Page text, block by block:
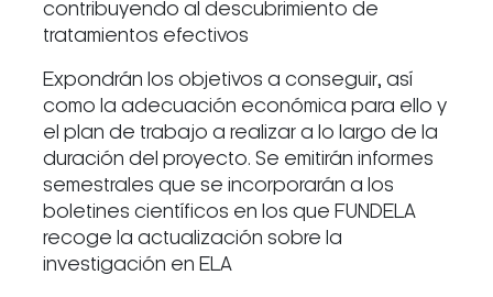
contribuyendo al descubrimiento de
tratamientos efectivos
Expondrán los objetivos a conseguir, así
como la adecuación económica para ello y
el plan de trabajo a realizar a lo largo de la
duración del proyecto. Se emitirán informes
semestrales que se incorporarán a los
boletines científicos en los que FUNDELA
recoge la actualización sobre la
investigación en ELA